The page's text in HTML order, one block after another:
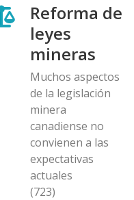
Reforma de
leyes
mineras
Muchos aspectos
de la legislación
minera
canadiense no
convienen a las
expectativas
actuales
(723)